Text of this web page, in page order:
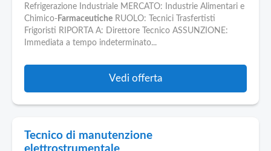
Refrigerazione Industriale MERCATO: Industrie Alimentari e
Chimico- Farmaceutiche RUOLO: Tecnici Trasfertisti
Frigoristi RIPORTA A: Direttore Tecnico ASSUNZIONE:
Immediata a tempo indeterminato...
Vedi offerta
Tecnico di manutenzione